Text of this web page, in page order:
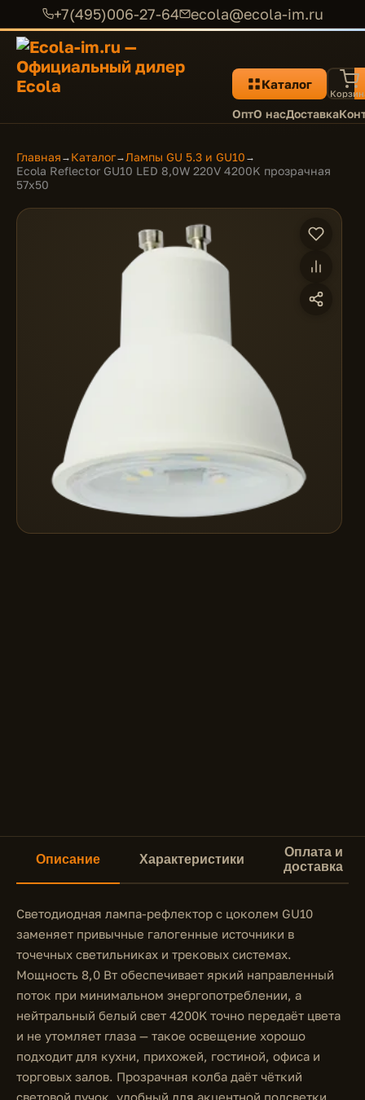
+7(495)006-27-64 ecola@ecola-im.ru
Каталог
ОптО насДоставка
Главная → Каталог→Лампы GU 5.3 и GU10 →
Ecola Reflector GU10 LED 8,0W 220V 4200K прозрачная
57x50
Описание Характеристики
Оплата и
доставка
Светодиодная лампа-рефлектор с цоколем GU10
заменяет привычные галогенные источники в
точечных светильниках и трековых системах.
Мощность 8,0 Вт обеспечивает яркий направленный
поток при минимальном энергопотреблении, а
нейтральный белый свет 4200K точно передаёт цвета
и не утомляет глаза — такое освещение хорошо
подходит для кухни, прихожей, гостиной, офиса и
торговых залов. Прозрачная колба даёт чёткий
световой пучок, удобный для акцентной подсветки